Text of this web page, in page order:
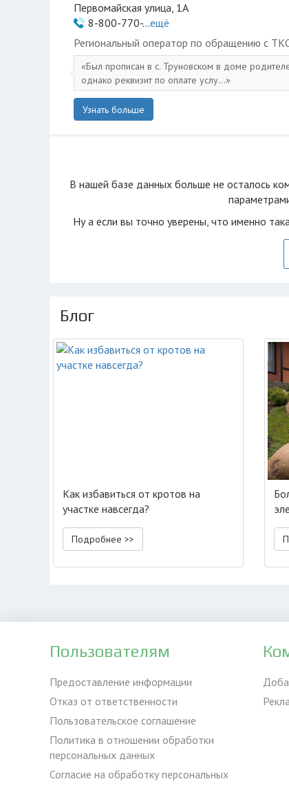
Первомайская улица, 1А
8-800-770-...ещё
Региональный оператор по обращению с
Был прописан в с. Труновском в доме
однако реквизит по оплате услу...
Узнать больше
В нашей базе данных больше не осталоcь
Ну а если вы точно уверены, что именно
Блог
Как избавиться от кротов на
участке навсегда?
Подробнее >>
Пользователям
Предоставление информации
Отказ от ответственности
Пользовательское соглашение
Политика в отношении обработки
персональных данных
Согласие на обработку персональных